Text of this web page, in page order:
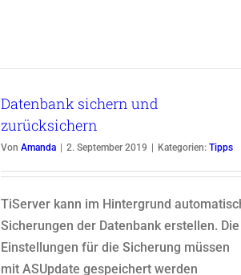
Datenbank sichern und
zurücksichern
Von Amanda 2. September 2019 Kategorien: Tipps
TiServer kann im Hintergrund
Sicherungen der Datenbank erstellen. Die
Einstellungen für die Sicherung müssen
mit ASUpdate gespeichert werden